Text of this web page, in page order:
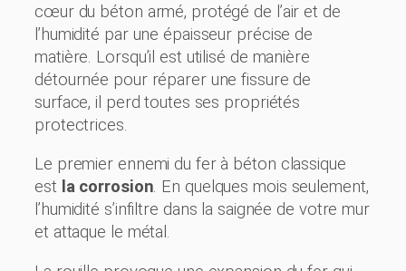
cœur du béton armé, protégé de l’air et de
l’humidité par une épaisseur précise de
matière. Lorsqu’il est utilisé de manière
détournée pour réparer une fissure de
surface, il perd toutes ses propriétés
protectrices.
Le premier ennemi du fer à béton classique
est la corrosion. En quelques mois seulement,
l’humidité s’infiltre dans la saignée de votre mur
et attaque le métal.